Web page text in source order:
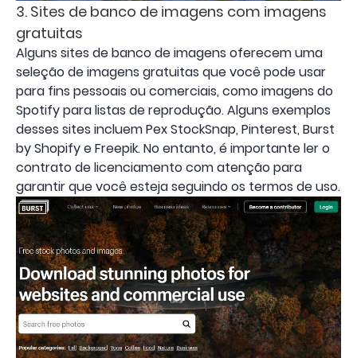
3. Sites de banco de imagens com imagens
gratuitas
Alguns sites de banco de imagens oferecem uma
seleção de imagens gratuitas que você pode usar
para fins pessoais ou comerciais, como imagens do
Spotify para listas de reprodução. Alguns exemplos
desses sites incluem Pex StockSnap, Pinterest, Burst
by Shopify e Freepik. No entanto, é importante ler o
contrato de licenciamento com atenção para
garantir que você esteja seguindo os termos de uso.